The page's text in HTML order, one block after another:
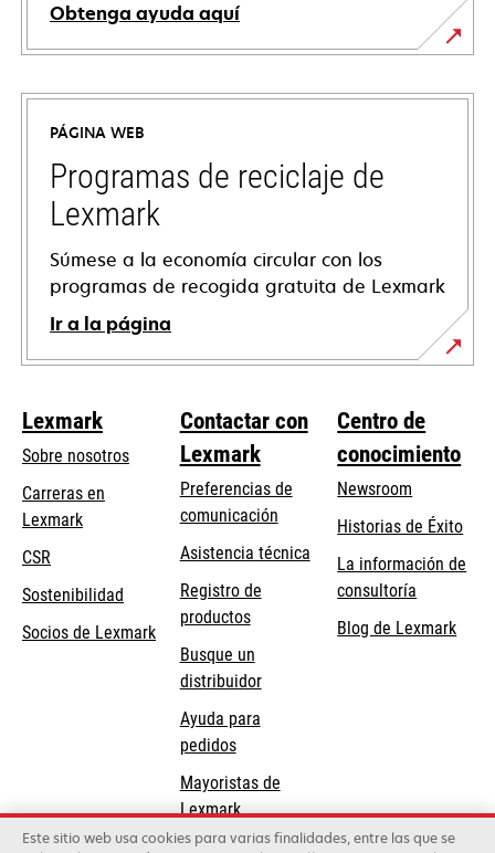
Obtenga ayuda aquí
se
abre
una
pestaña
nueva
PÁGINA WEB
Programas de reciclaje de
Lexmark
Súmese a la economía circular con los
programas de recogida gratuita de Lexmark
Ir a la página
Lexmark
Sobre nosotros
Carreras en
Lexmark
CSR
Sostenibilidad
Socios de Lexmark
Contactar con
Lexmark
Preferencias de
comunicación
se
abre
en
una
pestaña
nueva
Asistencia técnicase
abre
Registro de
productos
Busque un
distribuidor
Ayuda para
pedidos
Mayoristas de
Lexmark
Centro de
conocimiento
Newsroom
Historias de Éxito
La información de
consultoría
Blog de Lexmark
Este sitio web usa cookies para varias finalidades, entre las que se